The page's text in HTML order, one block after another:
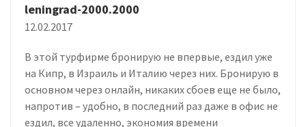
leningrad-2000.2000
12.02.2017
В этой турфирме бронирую не впервые, ездил уже
на Кипр, в Израиль и Италию через них. Бронирую в
основном через онлайн, никаких сбоев еще не было,
напротив – удобно, в последний раз даже в офис не
ездил, все удаленно, экономия времени